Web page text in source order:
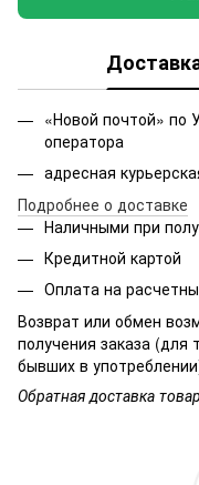
«Новой почтой» по
оператора
адресная
Подробнее о доставке
Наличными при
Кредитной картой
Оплата на
Возврат или обмен
получения заказа
бывших в
Обратная доставка